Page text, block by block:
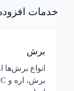
خدمات
برش
انواع برش‌ها